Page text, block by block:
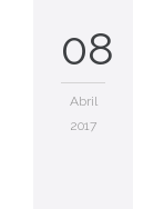
08
Abril
2017